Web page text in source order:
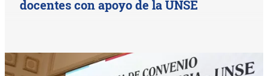
docentes con apoyo de la UNSE